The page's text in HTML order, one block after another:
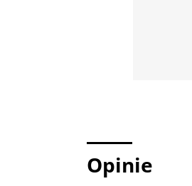
Opinie